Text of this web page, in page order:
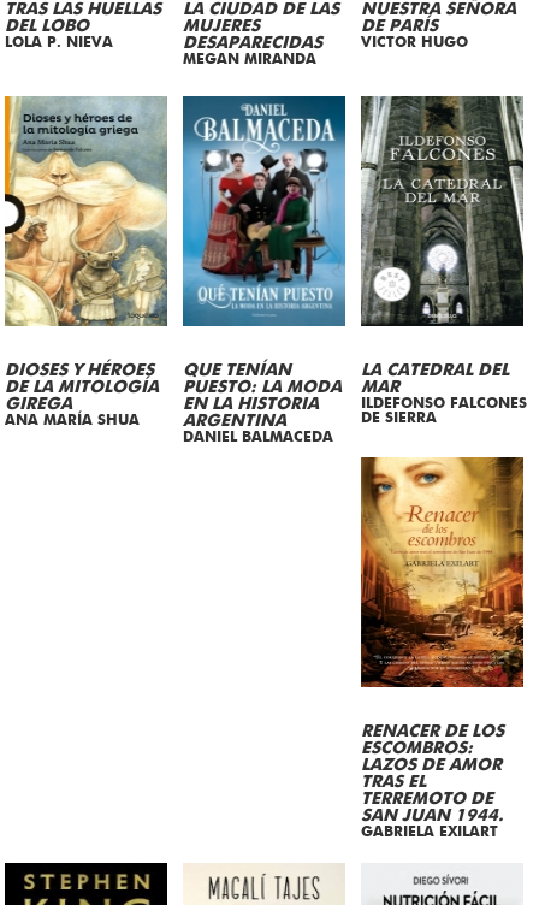
TRAS LAS HUELLAS
DEL LOBO
LOLA P. NIEVA
LA CIUDAD DE LAS
MUJERES
DESAPARECIDAS
MEGAN MIRANDA
NUESTRA SEÑORA
DE PARÍS
VICTOR HUGO
DIOSES Y HÉROES
DE LA MITOLOGÍA
GIREGA
ANA MARÍA SHUA
QUE TENÍAN
PUESTO: LA MODA
EN LA HISTORIA
ARGENTINA
DANIEL BALMACEDA
LA CATEDRAL DEL
MAR
ILDEFONSO FALCONES
DE SIERRA
RENACER DE LOS
ESCOMBROS:
LAZOS DE AMOR
TRAS EL
TERREMOTO DE
SAN JUAN 1944.
GABRIELA EXILART